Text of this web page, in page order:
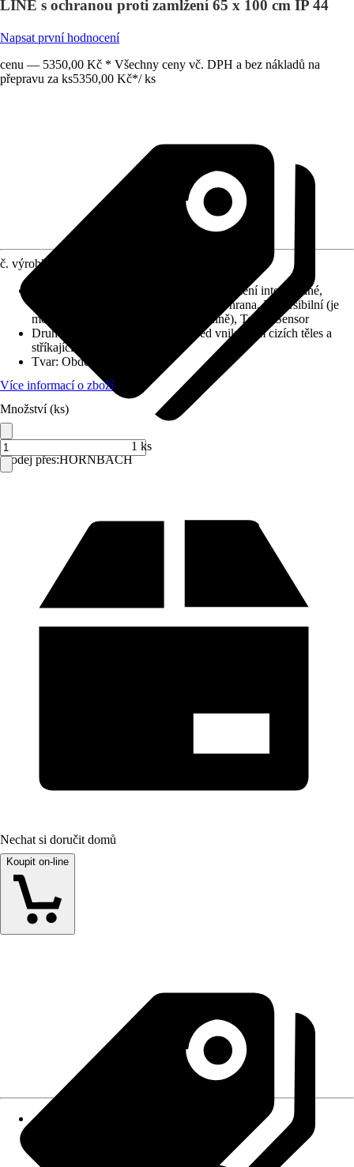
LINE s ochranou proti zamlžení 65 x 100 cm IP 44
Napsat první hodnocení
cenu — 5350,00 Kč * Všechny ceny vč. DPH a bez nákladů na
přepravu za ks5350,00 Kč*/ ks
Prodej přes:HORNBACH
č. výrobku
Systém Anti-Fog, Osvětlení integrované,
Zrcadlo na hliníkovém panelu, Leštěná hrana, Reversibilní (je
možné umístit horizontálně či vertikálně), Touch Sensor
Druh ochrany
IP 44 (chráněno před vniknutím cizích těles a
stříkající vody)
Tvar: Obdélníkový
Více informací o zboží
Množství (ks)
1 ks
Nechat si doručit domů
Koupit on-line